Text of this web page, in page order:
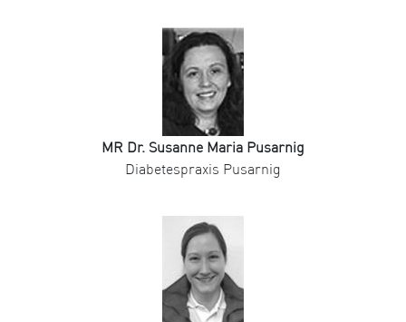
MR Dr. Susanne Maria Pusarnig
Diabetespraxis Pusarnig